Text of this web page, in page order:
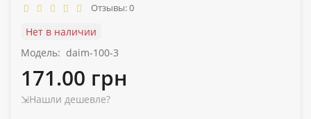
Отзывы: 0
Нет в наличии
Модель: daim-100-3
171.00 грн
⇲Нашли дешевле?